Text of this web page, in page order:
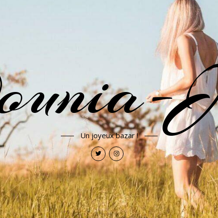
Un joyeux bazar !